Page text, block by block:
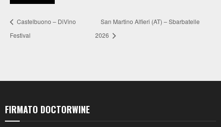
Castelbuono – DiVino
Festival
San Martino Alfieri (AT) – Sbarbatelle
2026
FIRMATO DOCTORWINE